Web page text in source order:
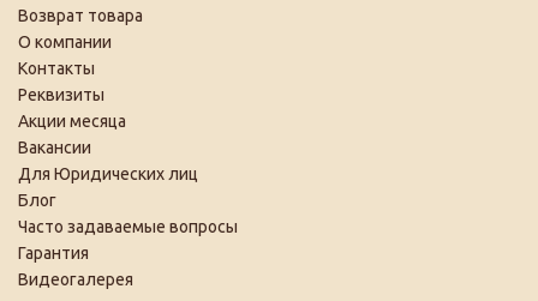
Возврат товара
О компании
Контакты
Реквизиты
Акции месяца
Вакансии
Для Юридических лиц
Блог
Часто задаваемые вопросы
Гарантия
Видеогалерея